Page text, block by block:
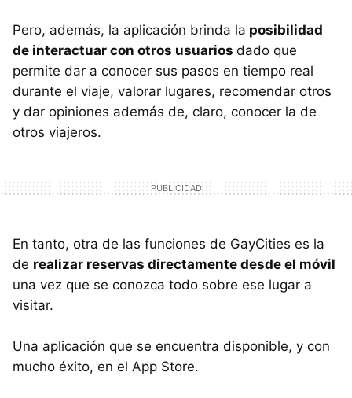
Pero, además, la aplicación brinda la posibilidad
de interactuar con otros usuarios dado que
permite dar a conocer sus pasos en tiempo real
durante el viaje, valorar lugares, recomendar otros
y dar opiniones además de, claro, conocer la de
otros viajeros.
En tanto, otra de las funciones de GayCities es la
de realizar reservas directamente desde el móvil
una vez que se conozca todo sobre ese lugar a
visitar.
Una aplicación que se encuentra disponible, y con
mucho éxito, en el App Store.